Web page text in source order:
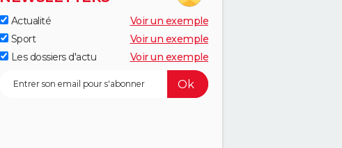
Actualité
Voir un exemple
Sport
Voir un exemple
Les dossiers d'actu
Voir un exemple